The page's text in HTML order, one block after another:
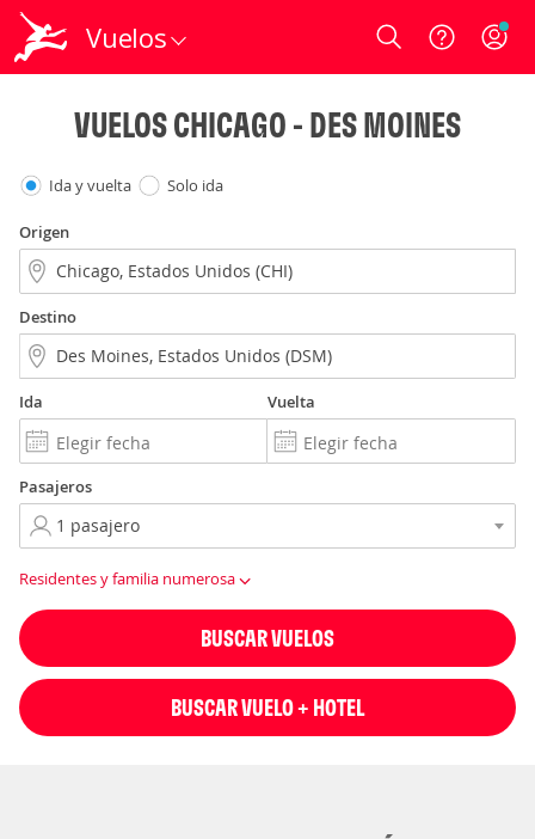
Vuelos Login
VUELOS CHICAGO - DES MOINES
Ida y vuelta Solo ida
Origen
Destino
Ida Vuelta
Pasajeros
Residentes y familia numerosa
BUSCAR VUELOS
BUSCAR VUELO + HOTEL